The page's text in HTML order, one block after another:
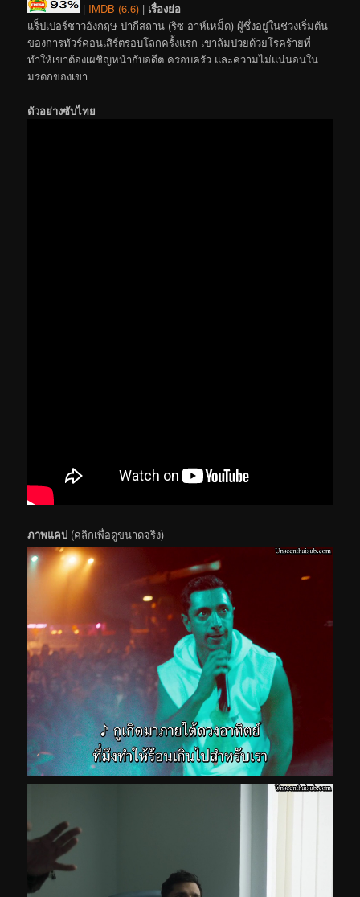
| IMDB (6.6) | เรื่องย่อ
แร็ปเปอร์ชาวอังกฤษ-ปากีสถาน (ริซ อาห์เหม็ด) ผู้ซึ่งอยู่ในช่วงเริ่มต้น
ของการทัวร์คอนเสิร์ตรอบโลกครั้งแรก เขาล้มป่วยด้วยโรคร้ายที่
ทำให้เขาต้องเผชิญหน้ากับอดีต ครอบครัว และความไม่แน่นอนใน
มรดกของเขา
ตัวอย่างซับไทย
ภาพแคป (คลิกเพื่อดูขนาดจริง)